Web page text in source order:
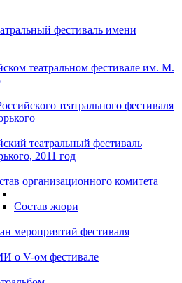
фестиваль имени
театральном фестивале им. М.
театрального фестиваля
театральный фестиваль
2011 год
организационного комитета
Состав жюри
мероприятий фестиваля
о V-ом фестивале